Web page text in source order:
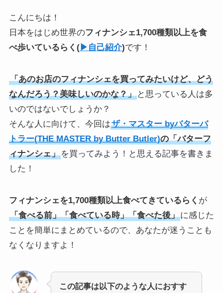
こんにちは！
日本をはじめ世界のフィナンシェ1,700種類以上を食
べ歩いている らく (▶︎自己紹介)です！
「あのお店のフィナンシェを買ってみたいけど、どう
なんだろう？美味しいのかな？」と思っている人は多
いのではないでしょうか？
そんな人に向けて、今回はザ・マスター byバターバ
トラー(THE MASTER by Butter Butler)の「バターフ
ィナンシェ」を買ってみよう！と思える記事を書きま
した！
フィナンシェを1,700種類以上食べてきているらく が
「食べる前」「食べている時」「食べた後」に感じた
ことを簡単にまとめているので、あなたが迷うことも
なくなりますよ！
この記事は以下のような人におすす